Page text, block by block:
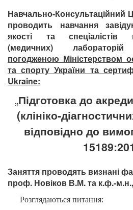
Навчально-Консультаційний
проводить навчання
якості таспеціалістів
(медичних)
погодженою Міністерством
та спорту України та
Ukraine:
„Підготовкадо
(клініко-
відповідно до
1
Заняття проводять визнані
проф. Новіков В.М.та к.ф.-
Розглядаються питання: